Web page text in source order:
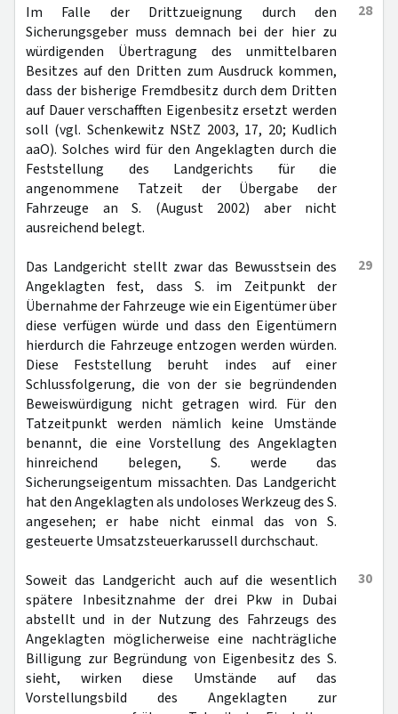
28
Im Falle der Drittzueignung durch den
Sicherungsgeber muss demnach bei der hier zu
würdigenden Übertragung des unmittelbaren
Besitzes auf den Dritten zum Ausdruck kommen,
dass der bisherige Fremdbesitz durch dem Dritten
auf Dauer verschafften Eigenbesitz ersetzt werden
soll (vgl. Schenkewitz NStZ 2003, 17, 20; Kudlich
aaO). Solches wird für den Angeklagten durch die
Feststellung des Landgerichts für die
angenommene Tatzeit der Übergabe der
Fahrzeuge an S. (August 2002) aber nicht
ausreichend belegt.
29
Das Landgericht stellt zwar das Bewusstsein des
Angeklagten fest, dass S. im Zeitpunkt der
Übernahme der Fahrzeuge wie ein Eigentümer über
diese verfügen würde und dass den Eigentümern
hierdurch die Fahrzeuge entzogen werden würden.
Diese Feststellung beruht indes auf einer
Schlussfolgerung, die von der sie begründenden
Beweiswürdigung nicht getragen wird. Für den
Tatzeitpunkt werden nämlich keine Umstände
benannt, die eine Vorstellung des Angeklagten
hinreichend belegen, S. werde das
Sicherungseigentum missachten. Das Landgericht
hat den Angeklagten als undoloses Werkzeug des S.
angesehen; er habe nicht einmal das von S.
gesteuerte Umsatzsteuerkarussell durchschaut.
30
Soweit das Landgericht auch auf die wesentlich
spätere Inbesitznahme der drei Pkw in Dubai
abstellt und in der Nutzung des Fahrzeugs des
Angeklagten möglicherweise eine nachträgliche
Billigung zur Begründung von Eigenbesitz des S.
sieht, wirken diese Umstände auf das
Vorstellungsbild des Angeklagten zur